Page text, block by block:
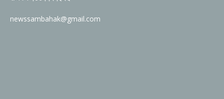
newssambahak@gmail.com